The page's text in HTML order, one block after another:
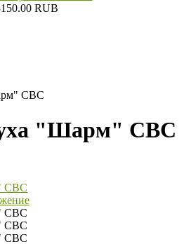
RUB
СВС
"Шарм" СВС